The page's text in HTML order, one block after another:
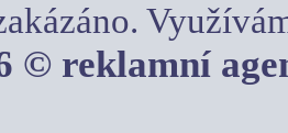
© reklamní